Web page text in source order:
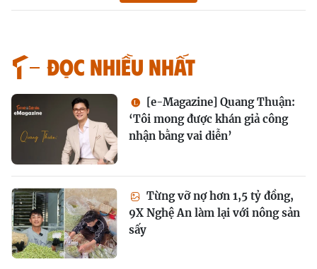
Đọc nhiều nhất
[e-Magazine] Quang Thuận:
‘Tôi mong được khán giả công
nhận bằng vai diễn’
Từng vỡ nợ hơn 1,5 tỷ đồng,
9X Nghệ An làm lại với nông sản
sấy